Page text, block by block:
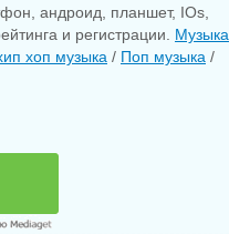
андроид, планшет, IOs,
и регистрации. Музыка
хоп музыка / Поп музыка /